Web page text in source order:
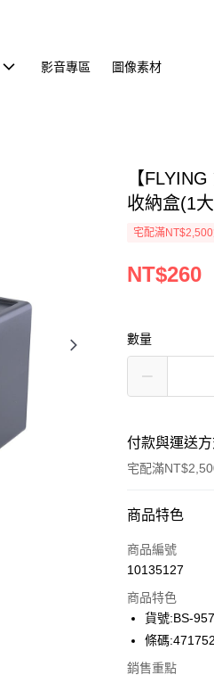
影音專區 圖像素材
【
收納盒(1
宅配滿
NT$260
數量
付款與運送
宅配滿
付款方式
信用卡一次付款
街口支付
悠遊付
商品特色
商品編號
10135127
商品特色
貨號:BS-
條碼
銷售重點